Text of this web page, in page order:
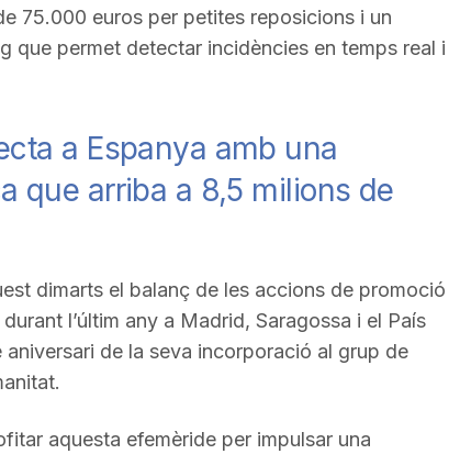
75.000 euros per petites reposicions i un
que permet detectar incidències en temps real i
a Espanya amb una
que arriba a 8,5 milions de
dimarts el balanç de les accions de promoció
l’últim any a Madrid, Saragossa i el País
de la seva incorporació al grup de
aquesta efemèride per impulsar una